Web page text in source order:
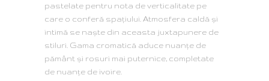
pastelate pentru nota de verticalitate pe
care o conferă spațiului. Atmosfera caldă și
intimă se naște din aceasta juxtapunere de
stiluri. Gama cromatică aduce nuanțe de
pământ și rosuri mai puternice, completate
de nuanțe de ivoire.